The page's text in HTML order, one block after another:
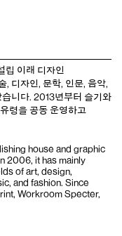
립 이래 디자인
, 디자인, 문학, 인문, 음악,
니다. 2013년부터 슬기와
령을 공동 운영하고
house and graphic
2006, it has mainly
of art, design,
and fashion. Since
Workroom Specter,